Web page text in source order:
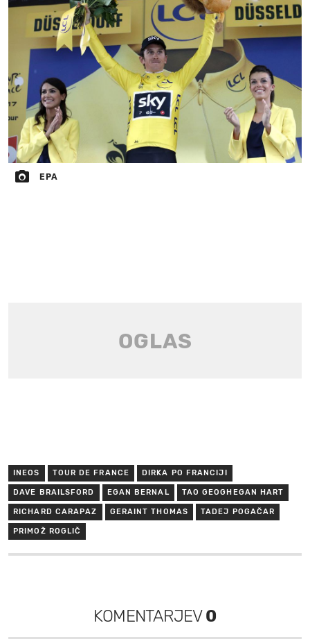
EPA
INEOS TOUR DE FRANCE DIRKA PO FRANCIJI
DAVE BRAILSFORD EGAN BERNAL TAO GEOGHEGAN HART
RICHARD CARAPAZ GERAINT THOMAS TADEJ POGAČAR
PRIMOŽ ROGLIČ
KOMENTARJEV0